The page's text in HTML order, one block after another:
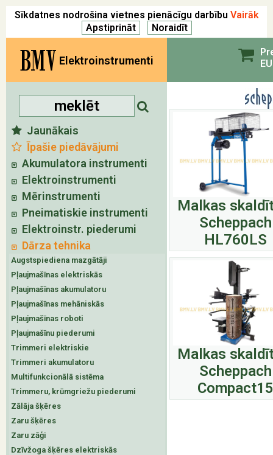
Sīkdatnes nodrošina vietnes pienācīgu darbību Vairāk
BMV Elektroinstrumenti
Jaunākais
Īpašie piedāvājumi
Akumulatora instrumenti
Elektroinstrumenti
Mērinstrumenti
Pneimatiskie instrumenti
Elektroinstr. piederumi
Dārza tehnika
Augstspiediena mazgātāji
Pļaujmašīnas elektriskās
Pļaujmašīnas akumulatoru
Pļaujmašīnas mehāniskās
Pļaujmašīnas roboti
Pļaujmašīnu piederumi
Trimmeri elektriskie
Trimmeri akumulatoru
Multifunkcionālā sistēma
Trimmeru, krūmgriežu piederumi
Zālāja šķēres
Zaru šķēres
Zaru zāģi
Dzīvžoga šķēres elektriskās
Malkas
Scheppach
HL760LS
Malkas
Scheppach
Compact15